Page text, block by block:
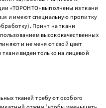
«ТОРОНТО» выполнены из ткани
и имеют специальную пропитку
Принт на ткани
высококачественных
и не меняют свой цвет
виден только на лицевой
тканей требуют особого